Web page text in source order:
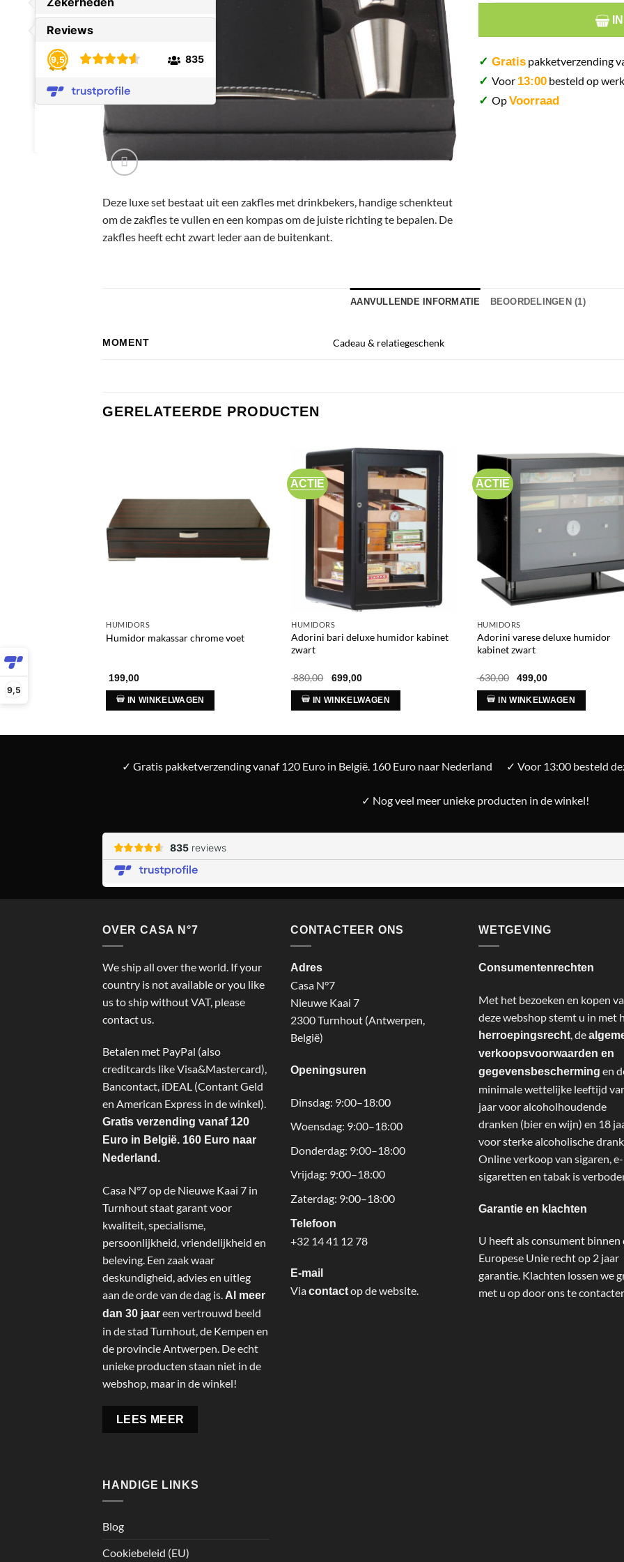
9,5
Deze luxe set bestaat uit een zakfles met drinkbekers, handige schenkteut
om de zakfles te vullen en een kompas om de juiste richting te bepalen. De
zakfles heeft echt zwart leder aan de buitenkant.
IN
✓ Gratis pakketverzending
✓ Voor 13:00 besteld op
✓ OpVoorraad
AANVULLENDE INFORMATIE BEOORDELINGEN (1)
MOMENT Cadeau & relatiegeschenk
GERELATEERDE PRODUCTEN
HUMIDORS
Humidor makassar chrome voet
199,00
IN WINKELWAGEN
ACTIE
HUMIDORS
Adorini bari deluxe humidor kabinet
zwart
880,00
Oorspronkelijke
was:
€ 880,00.
699,00Huidige
is:
€ 699,00.
IN WINKELWAGEN
ACTIE
HUMIDORS
Adorini varese deluxe humidor
kabinet zwart
630,00
Oorspronkelijke
was:
€ 630,00.
499,00Huidige
is:
€ 499,00.
IN WINKELWAGEN
✓ Gratis pakketverzending vanaf 120 Euro in België. 160 Euro naar Nederland ✓ Voor 13:00 besteld
✓ Nog veel meer unieke producten in de winkel!
OVER CASA N°7
We ship all over the world. If your
country is not available or you like
us to ship without VAT, please
contact us.
Betalen met PayPal (also
creditcards like Visa&Mastercard),
Bancontact, iDEAL (Contant Geld
en American Express in de winkel).
Gratis verzending vanaf 120
Euro in België. 160 Euro naar
Nederland.
Casa N°7 op de Nieuwe Kaai 7 in
Turnhout staat garant voor
kwaliteit, specialisme,
persoonlijkheid, vriendelijkheid en
beleving. Een zaak waar
deskundigheid, advies en uitleg
aan de orde van de dag is. Al meer
dan 30 jaareen vertrouwd beeld
in de stad Turnhout, de Kempen en
de provincie Antwerpen. De echt
unieke producten staan niet in de
webshop, maar in de winkel!
LEES MEER
CONTACTEER ONS
Adres
Casa N°7
Nieuwe Kaai 7
2300 Turnhout (Antwerpen,
België)
Openingsuren
Dinsdag: 9:00–18:00
Woensdag: 9:00–18:00
Donderdag: 9:00–18:00
Vrijdag: 9:00–18:00
Zaterdag: 9:00–18:00
Telefoon
+32 14 41 12 78
E-mail
Viacontactop de website.
WETGEVING
Consumentenrechten
Met het bezoeken en kopen
deze webshop stemt u in met
herroepingsrecht, de
verkoopsvoorwaarden en
gegevensbescherming en
minimale wettelijke leeftijd
jaar voor alcoholhoudende
dranken (bier en wijn) en 18
voor sterke alcoholische
Online verkoop van sigaren, e-
sigaretten en tabak is
Garantie en klachten
U heeft als consument binnen
Europese Unie recht op 2 jaar
garantie. Klachten lossen we
met u op door ons te
HANDIGE LINKS
Blog
Cookiebeleid (EU)